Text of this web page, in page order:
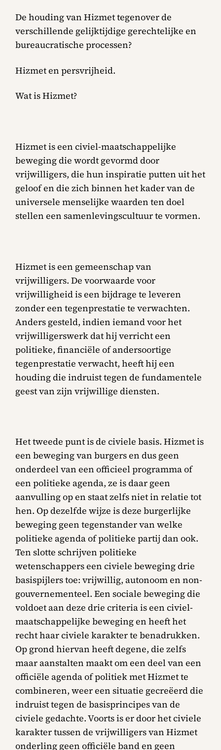
De houding van Hizmet tegenover de
verschillende gelijktijdige gerechtelijke en
bureaucratische processen?
Hizmet en persvrijheid.
Wat is Hizmet?
Hizmet is een civiel-maatschappelijke
beweging die wordt gevormd door
vrijwilligers, die hun inspiratie putten uit het
geloof en die zich binnen het kader van de
universele menselijke waarden ten doel
stellen een samenlevingscultuur te vormen.
Hizmet is een gemeenschap van
vrijwilligers. De voorwaarde voor
vrijwilligheid is een bijdrage te leveren
zonder een tegenprestatie te verwachten.
Anders gesteld, indien iemand voor het
vrijwilligerswerk dat hij verricht een
politieke, financiële of andersoortige
tegenprestatie verwacht, heeft hij een
houding die indruist tegen de fundamentele
geest van zijn vrijwillige diensten.
Het tweede punt is de civiele basis. Hizmet is
een beweging van burgers en dus geen
onderdeel van een officieel programma of
een politieke agenda, ze is daar geen
aanvulling op en staat zelfs niet in relatie tot
hen. Op dezelfde wijze is deze burgerlijke
beweging geen tegenstander van welke
politieke agenda of politieke partij dan ook.
Ten slotte schrijven politieke
wetenschappers een civiele beweging drie
basispijlers toe: vrijwillig, autonoom en non-
gouvernementeel. Een sociale beweging die
voldoet aan deze drie criteria is een civiel-
maatschappelijke beweging en heeft het
recht haar civiele karakter te benadrukken.
Op grond hiervan heeft degene, die zelfs
maar aanstalten maakt om een deel van een
officiële agenda of politiek met Hizmet te
combineren, weer een situatie gecreëerd die
indruist tegen de basisprincipes van de
civiele gedachte. Voorts is er door het civiele
karakter tussen de vrijwilligers van Hizmet
onderling geen officiële band en geen